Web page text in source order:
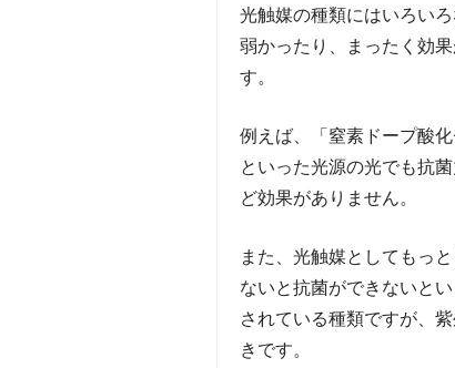
光触媒の種類にはいろい
弱かったり、まったく効
す。
例えば、「窒素ドープ酸
といった光源の光でも抗
ど効果がありません。
また、光触媒としてもっ
ないと抗菌ができないと
されている種類ですが、
きです。